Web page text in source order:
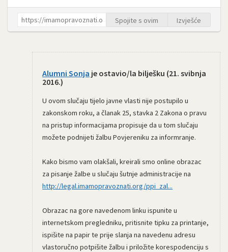
Spojite s ovim Izvješće
Alumni Sonja je ostavio/la bilješku (21. svibnja
2016.)
U ovom slučaju tijelo javne vlasti nije postupilo u
zakonskom roku, a članak 25, stavka 2 Zakona o pravu
na pristup informacijama propisuje da u tom slučaju
možete podnijeti žalbu Povjereniku za informranje.
Kako bismo vam olakšali, kreirali smo online obrazac
za pisanje žalbe u slučaju šutnje administracije na
http://legal.imamopravoznati.org/ppi_zal...
Obrazac na gore navedenom linku ispunite u
internetskom pregledniku, pritisnite tipku za printanje,
ispišite na papir te prije slanja na navedenu adresu
vlastoručno potpišite žalbu i priložite korespodenciju s